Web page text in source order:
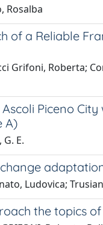
Rosalba
of a Reliable
Grifoni, Roberta;
Piceno
A)
E.
Ludovica;
the topics